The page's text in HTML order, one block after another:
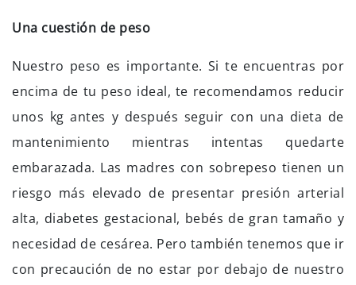
Una cuestión de peso
Nuestro peso es importante. Si te encuentras por
encima de tu peso ideal, te recomendamos reducir
unos kg antes y después seguir con una dieta de
mantenimiento mientras intentas quedarte
embarazada. Las madres con sobrepeso tienen un
riesgo más elevado de presentar presión arterial
alta, diabetes gestacional, bebés de gran tamaño y
necesidad de cesárea. Pero también tenemos que ir
con precaución de no estar por debajo de nuestro